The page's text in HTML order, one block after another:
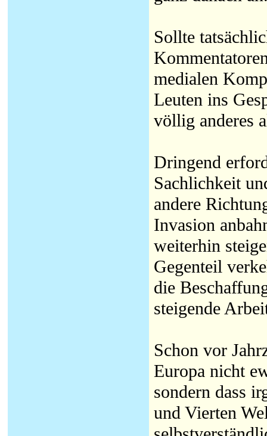
Sollte
medialen
Leuten ins
völlig anderes
Dringend
Sachlichkeit
andere
Invasion
weiterhin
Gegenteil
die
steigende
Schon vor
Europa nicht
sondern dass
und Vierten